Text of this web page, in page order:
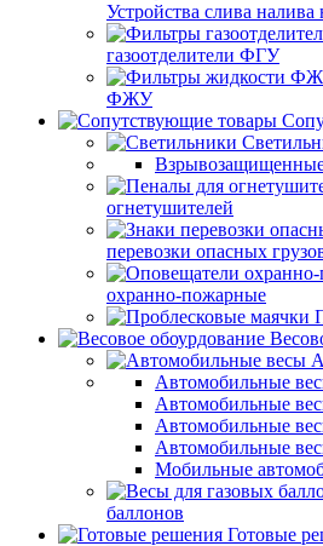
Устройства слива налива
газоотделители ФГУ
ФЖУ
огнетушителей
перевозки опасных
охранно-пожарные
Автомобильные
Автомобильные
Автомобильные
Автомобильные
Мобильные
баллонов
Готовые